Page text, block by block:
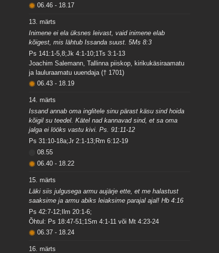
06.46- 18.17
13. märts
Inimene ei ela üksnes leivast, vaid inimene elab
kõigest, mis lähtub Issanda suust. 5Ms 8:3
Ps 141:1-5,8;Jk 4:1-10;1Ts 3:1-13
Joachim Salemann, Tallinna piiskop, kirikukäsiraamatu
ja lauluraamatu uuendaja († 1701)
06.43- 18.19
14. märts
Issand annab oma inglitele sinu pärast käsu sind hoida
kõigil su teedel. Kätel nad kannavad sind, et sa oma
jalga ei lööks vastu kivi. Ps. 91:11-12
Ps 31:10-18a;Jr 2:1-13;Rm 6:12-19
08.55
06.40- 18.22
15. märts
Läki siis julgusega armu aujärje ette, et me halastust
saaksime ja armu abiks leiaksime parajal ajal! Hb 4:16
Ps 42:7-12;Ilm 20:1-6;
Õhtul: Ps 18:47-51;1Sm 4:1-11 või Mt 4:23-24
06.37- 18.24
16. märts